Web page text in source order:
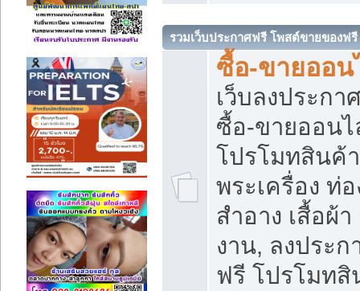
รวมเว็บประกาศฟรี โพสต์ขายของฟรี
ซื้อ-ขายออน
เว็บลงประก
ซื้อ-ขายออน
โปรโมทสินค้
พระเครื่อง ท่อ
สำอาง เสื้อผ้
งาน, ลงประ
ฟรี โปรโมท